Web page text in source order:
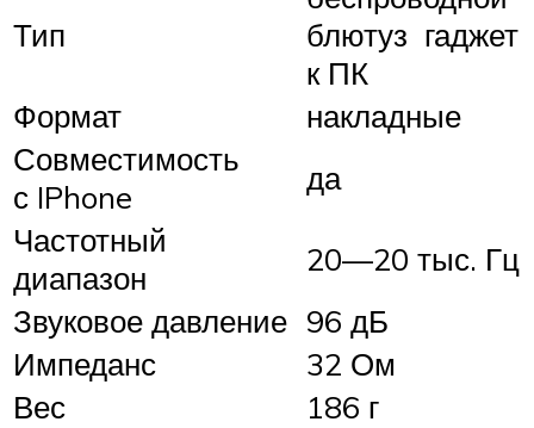
Тип
блютуз гаджет
к ПК
Формат
накладные
Совместимость
с IPhone
да
Частотный
диапазон
20—20 тыс. Гц
Звуковое давление 96 дБ
Импеданс
32 Ом
Вес
186 г